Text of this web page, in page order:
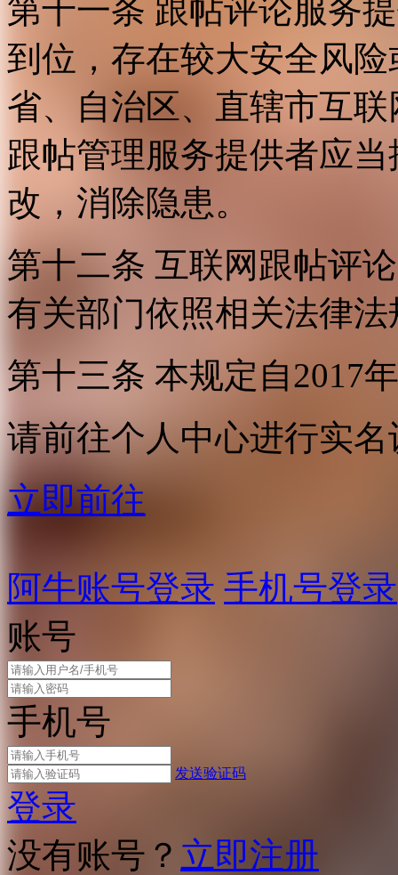
第十一条 跟帖评论服务
到位，存在较大安全风
省、自治区、直辖市互
跟帖管理服务提供者应
改，消除隐患。
第十二条 互联网跟帖评
有关部门依照相关法律
第十三条 本规定自2017
请前往个人中心进行实名
立即前往
阿牛账号登录 手机号登录
账号
手机号
发送验证码
登录
没有账号？ 立即注册